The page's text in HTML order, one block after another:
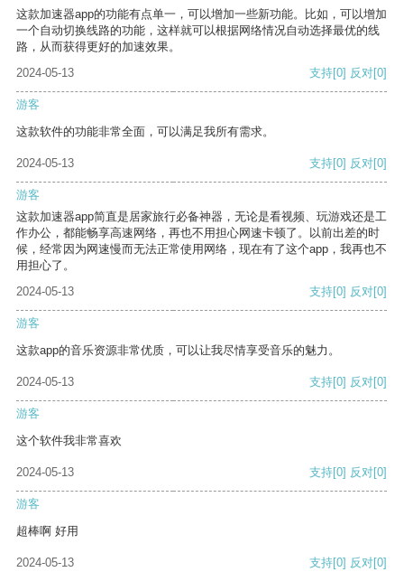
这款加速器app的功能有点单一，可以增加一些新功能。比如，可以增加
一个自动切换线路的功能，这样就可以根据网络情况自动选择最优的线
路，从而获得更好的加速效果。
2024-05-13
支持[0] 反对[0]
游客
这款软件的功能非常全面，可以满足我所有需求。
2024-05-13 支持[0] 反对[0]
游客
这款加速器app简直是居家旅行必备神器，无论是看视频、玩游戏还是工
作办公，都能畅享高速网络，再也不用担心网速卡顿了。以前出差的时
候，经常因为网速慢而无法正常使用网络，现在有了这个app，我再也不
用担心了。
2024-05-13
支持[0] 反对[0]
游客
这款app的音乐资源非常优质，可以让我尽情享受音乐的魅力。
2024-05-13 支持[0] 反对[0]
游客
这个软件我非常喜欢
2024-05-13 支持[0] 反对[0]
游客
超棒啊 好用
2024-05-13 支持[0] 反对[0]